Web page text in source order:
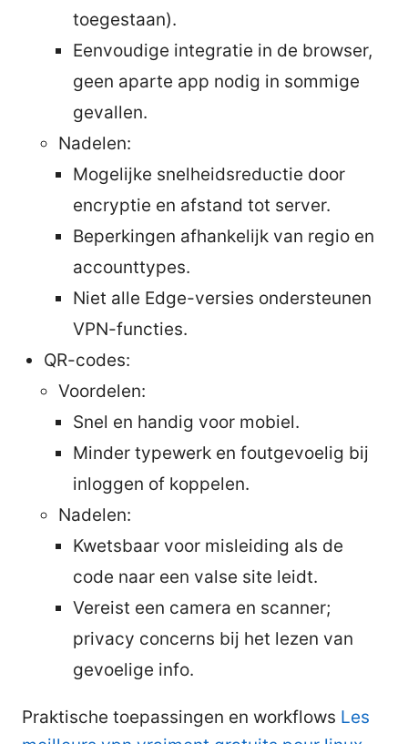
toegestaan).
Eenvoudige integratie in de browser,
geen aparte app nodig in sommige
gevallen.
Nadelen:
Mogelijke snelheidsreductie door
encryptie en afstand tot server.
Beperkingen afhankelijk van regio en
accounttypes.
Niet alle Edge-versies ondersteunen
VPN-functies.
QR-codes:
Voordelen:
Snel en handig voor mobiel.
Minder typewerk en foutgevoelig bij
inloggen of koppelen.
Nadelen:
Kwetsbaar voor misleiding als de
code naar een valse site leidt.
Vereist een camera en scanner;
privacy concerns bij het lezen van
gevoelige info.
Praktische toepassingen en workflows Les